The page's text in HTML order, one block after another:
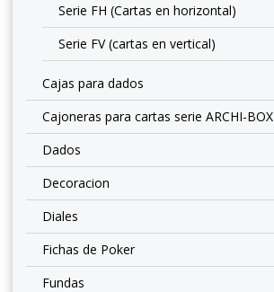
Serie FH (Cartas en horizontal)
Serie FV (cartas en vertical)
Cajas para dados
Cajoneras para cartas serie ARCHI-BOX
Dados
Decoracion
Diales
Fichas de Poker
Fundas